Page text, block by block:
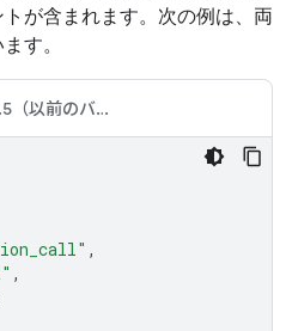
が含まれます。次の例は、両
す。
Gemini 2.5（以前のバージョン）
,
,